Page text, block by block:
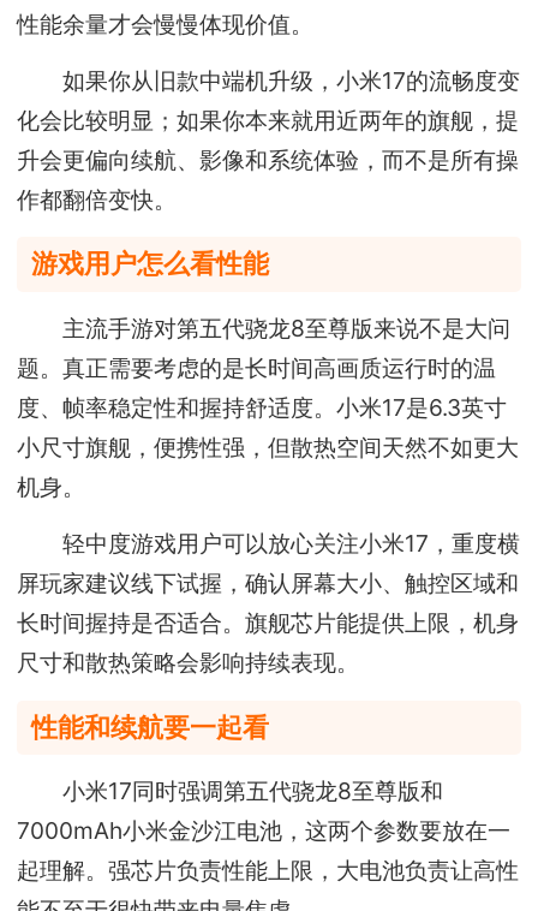
性能余量才会慢慢体现价值。
如果你从旧款中端机升级，小米17的流畅度变
化会比较明显；如果你本来就用近两年的旗舰，提
升会更偏向续航、影像和系统体验，而不是所有操
作都翻倍变快。
游戏用户怎么看性能
主流手游对第五代骁龙8至尊版来说不是大问
题。真正需要考虑的是长时间高画质运行时的温
度、帧率稳定性和握持舒适度。小米17是6.3英寸
小尺寸旗舰，便携性强，但散热空间天然不如更大
机身。
轻中度游戏用户可以放心关注小米17，重度横
屏玩家建议线下试握，确认屏幕大小、触控区域和
长时间握持是否适合。旗舰芯片能提供上限，机身
尺寸和散热策略会影响持续表现。
性能和续航要一起看
小米17同时强调第五代骁龙8至尊版和
7000mAh小米金沙江电池，这两个参数要放在一
起理解。强芯片负责性能上限，大电池负责让高性